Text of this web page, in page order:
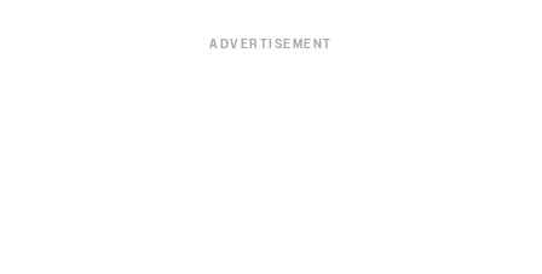
ADVERTISEMENT